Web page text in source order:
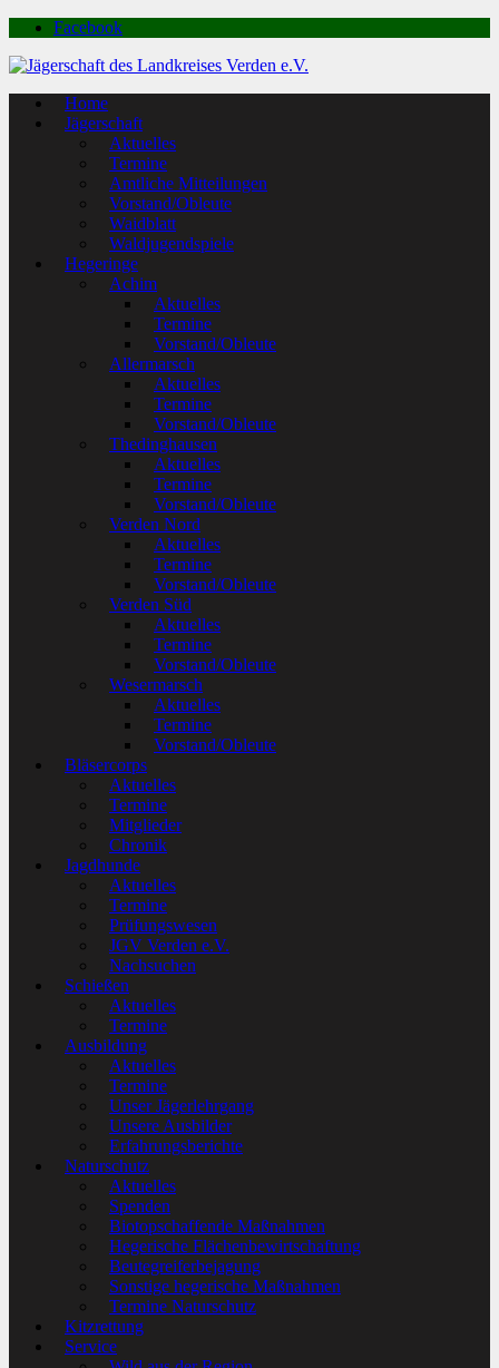
Facebook
Home
Jägerschaft
Aktuelles
Termine
Amtliche Mitteilungen
Vorstand/Obleute
Waidblatt
Waldjugendspiele
Hegeringe
Achim
Aktuelles
Termine
Vorstand/Obleute
Allermarsch
Aktuelles
Termine
Vorstand/Obleute
Thedinghausen
Aktuelles
Termine
Vorstand/Obleute
Verden Nord
Aktuelles
Termine
Vorstand/Obleute
Verden Süd
Aktuelles
Termine
Vorstand/Obleute
Wesermarsch
Aktuelles
Termine
Vorstand/Obleute
Bläsercorps
Aktuelles
Termine
Mitglieder
Chronik
Jagdhunde
Aktuelles
Termine
Prüfungswesen
JGV Verden e.V.
Nachsuchen
Schießen
Aktuelles
Termine
Ausbildung
Aktuelles
Termine
Unser Jägerlehrgang
Unsere Ausbilder
Erfahrungsberichte
Naturschutz
Aktuelles
Spenden
Biotopschaffende Maßnahmen
Hegerische Flächenbewirtschaftung
Beutegreiferbejagung
Sonstige hegerische Maßnahmen
Termine Naturschutz
Kitzrettung
Service